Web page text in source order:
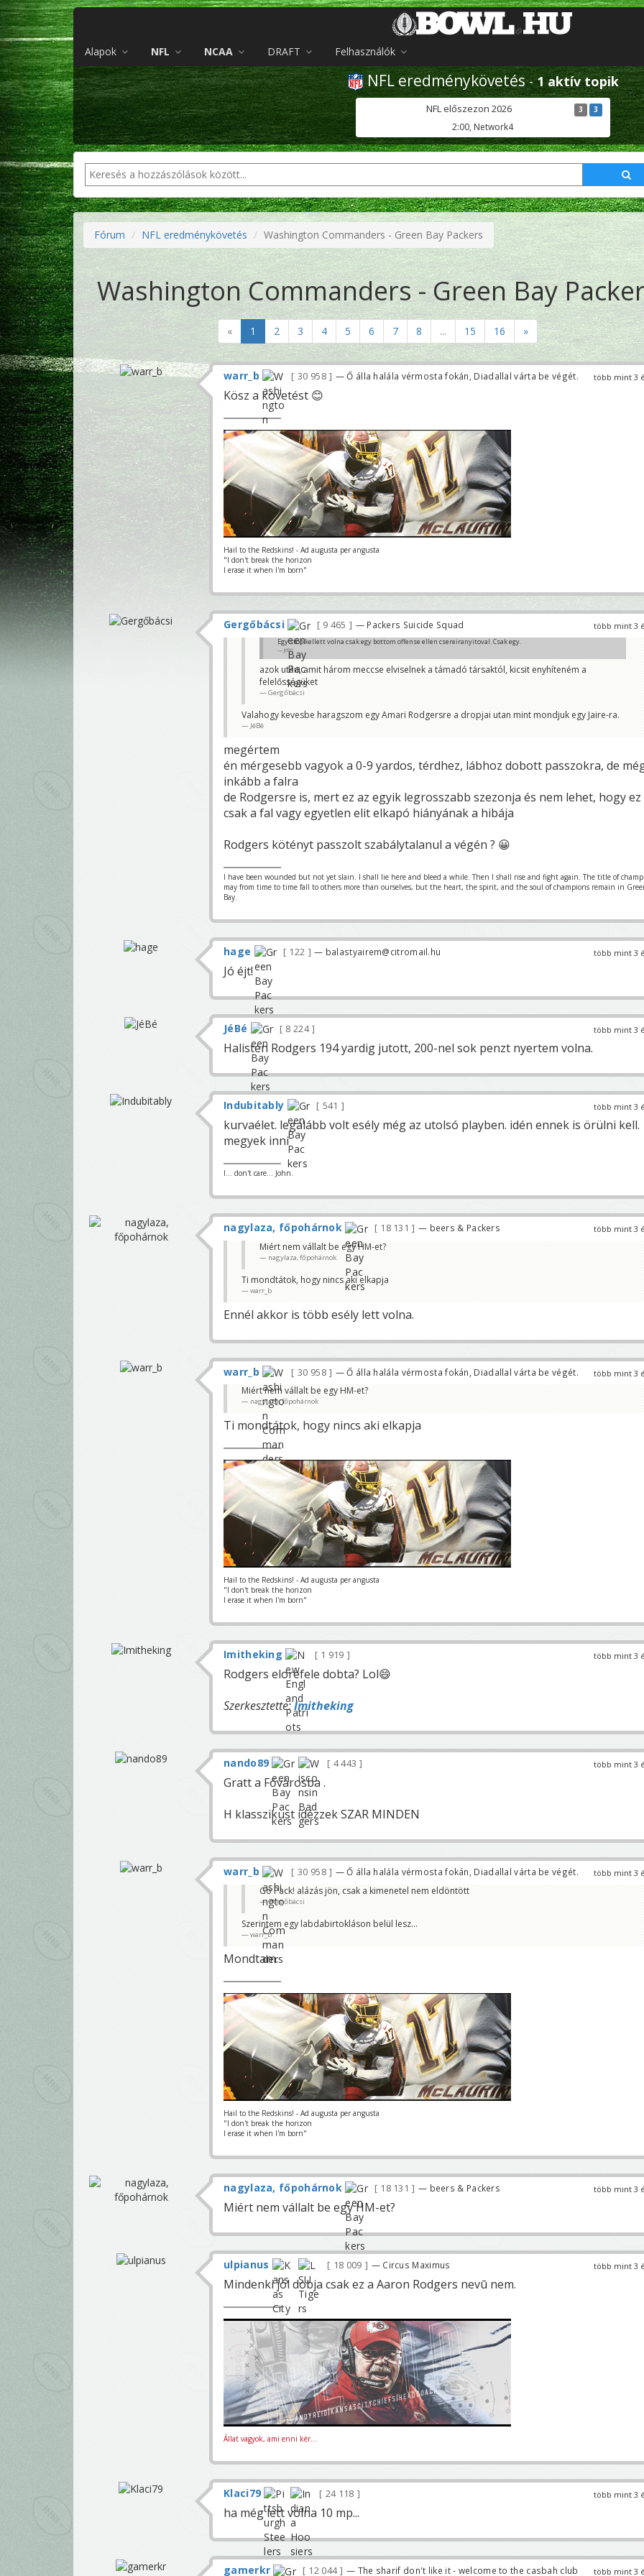
Alapok NFL NCAA DRAFT Felhasználók
NFL eredménykövetés -1 aktív topik
NFL előszezon 2026 3 3
2:00, Network4
Fórum NFL eredménykövetés Washington Commanders - Green Bay Packers
Washington Commanders - Green Bay
« 1 2 3 4 5 6 7 8 ... 15 16 »
több mint 3
warr_b 30 958 — Ő álla halála vérmosta fokán, Diadallal várta be végét.
Kösz a követést 😊
Hail to the Redskins! - Ad augusta per angusta
"I don't break the horizon
I erase it when I'm born"
több mint 3
Gergőbácsi 9 465 — Packers Suicide Squad
Egy stop kellett volna csak egy bottom offense ellen csereiranyitoval. Csak egy.
JéBé
azok után, amit három meccse elviselnek a támadó társaktól, kicsit enyhíteném a
felelősségüket
Gergőbácsi
Valahogy kevesbe haragszom egy Amari Rodgersre a dropjai utan mint mondjuk egy Jaire-ra.
JéBé
megértem
én mérgesebb vagyok a 0-9 yardos, térdhez, lábhoz dobott passzokra, de
inkább a falra
de Rodgersre is, mert ez az egyik legrosszabb szezonja és nem lehet, hogy ez
csak a fal vagy egyetlen elit elkapó hiányának a hibája
Rodgers kötényt passzolt szabálytalanul a végén ? 😀
I have been wounded but not yet slain. I shall lie here and bleed a while. Then I shall rise and fight again. The title of
may from time to time fall to others more than ourselves, but the heart, the spirit, and the soul of champions remain in
Bay.
több mint 3
hage 122 — balastyairem@citromail.hu
Jó éjt!
több mint 3
JéBé 8 224
Halisten Rodgers 194 yardig jutott, 200-nel sok penzt nyertem volna.
több mint 3
Indubitably 541
kurvaélet. legalább volt esély még az utolsó playben. idén ennek is örülni kell.
megyek inni
I... don't care... John.
több mint 3
nagylaza, főpohárnok 18 131 — beers & Packers
Miért nem vállalt be egy HM-et?
nagylaza, főpohárnok
Ti mondtátok, hogy nincs aki elkapja
warr_b
Ennél akkor is több esély lett volna.
több mint 3
warr_b 30 958 — Ő álla halála vérmosta fokán, Diadallal várta be végét.
Miért nem vállalt be egy HM-et?
nagylaza, főpohárnok
Ti mondtátok, hogy nincs aki elkapja
Hail to the Redskins! - Ad augusta per angusta
"I don't break the horizon
I erase it when I'm born"
több mint 3
Imitheking 1 919
Rodgers elorefele dobta? Lol😄
Szerkesztette:Imitheking
több mint 3
nando89 4 443
Gratt a Fővárosba .
H klasszikust idézzek SZAR MINDEN
több mint 3
warr_b 30 958 — Ő álla halála vérmosta fokán, Diadallal várta be végét.
Go Pack! alázás jön, csak a kimenetel nem eldöntött
Gergőbácsi
Szerintem egy labdabirtokláson belül lesz...
warr_b
Mondtam.
Hail to the Redskins! - Ad augusta per angusta
"I don't break the horizon
I erase it when I'm born"
több mint 3
nagylaza, főpohárnok 18 131 — beers & Packers
Miért nem vállalt be egy HM-et?
több mint 3
ulpianus 18 009 — Circus Maximus
Mindenki jól dobja csak ez a Aaron Rodgers nevū nem.
Állat vagyok, ami enni kér...
több mint 3
Klaci79 24 118
ha még lett volna 10 mp...
több mint 3
gamerkr 12 044 — The sharif don't like it - welcome to the casbah club